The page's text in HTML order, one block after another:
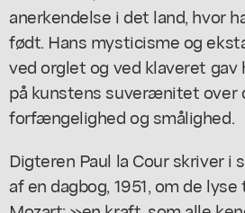
anerkendelse i det land, hvor
født. Hans mysticisme og
ved orglet og ved klaveret
på kunstens suverænitet over
forfængelighed og smålighed.
Digteren Paul la Cour skriver i
af en dagbog, 1951, om de